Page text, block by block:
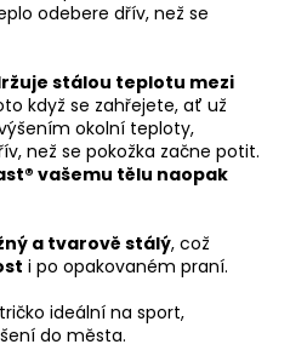
odebere dřív, než se
stálou teplotu mezi
když se zahřejete, ať už
okolní teploty,
než se pokožka začne potit.
vašemu tělu naopak
a tvarově stálý, což
i po opakovaném praní.
ideální na sport,
do města.